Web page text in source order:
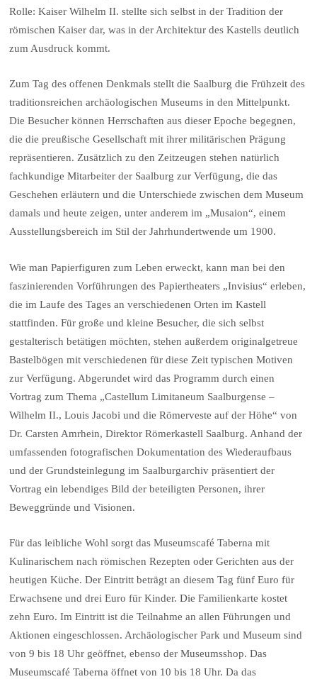
Rolle: Kaiser Wilhelm II. stellte sich selbst in der Tradition der
römischen Kaiser dar, was in der Architektur des Kastells deutlich
zum Ausdruck kommt.
Zum Tag des offenen Denkmals stellt die Saalburg die Frühzeit des
traditionsreichen archäologischen Museums in den Mittelpunkt.
Die Besucher können Herrschaften aus dieser Epoche begegnen,
die die preußische Gesellschaft mit ihrer militärischen Prägung
repräsentieren. Zusätzlich zu den Zeitzeugen stehen natürlich
fachkundige Mitarbeiter der Saalburg zur Verfügung, die das
Geschehen erläutern und die Unterschiede zwischen dem Museum
damals und heute zeigen, unter anderem im „Musaion“, einem
Ausstellungsbereich im Stil der Jahrhundertwende um 1900.
Wie man Papierfiguren zum Leben erweckt, kann man bei den
faszinierenden Vorführungen des Papiertheaters „Invisius“ erleben,
die im Laufe des Tages an verschiedenen Orten im Kastell
stattfinden. Für große und kleine Besucher, die sich selbst
gestalterisch betätigen möchten, stehen außerdem originalgetreue
Bastelbögen mit verschiedenen für diese Zeit typischen Motiven
zur Verfügung. Abgerundet wird das Programm durch einen
Vortrag zum Thema „Castellum Limitaneum Saalburgense –
Wilhelm II., Louis Jacobi und die Römerveste auf der Höhe“ von
Dr. Carsten Amrhein, Direktor Römerkastell Saalburg. Anhand der
umfassenden fotografischen Dokumentation des Wiederaufbaus
und der Grundsteinlegung im Saalburgarchiv präsentiert der
Vortrag ein lebendiges Bild der beteiligten Personen, ihrer
Beweggründe und Visionen.
Für das leibliche Wohl sorgt das Museumscafé Taberna mit
Kulinarischem nach römischen Rezepten oder Gerichten aus der
heutigen Küche. Der Eintritt beträgt an diesem Tag fünf Euro für
Erwachsene und drei Euro für Kinder. Die Familienkarte kostet
zehn Euro. Im Eintritt ist die Teilnahme an allen Führungen und
Aktionen eingeschlossen. Archäologischer Park und Museum sind
von 9 bis 18 Uhr geöffnet, ebenso der Museumsshop. Das
Museumscafé Taberna öffnet von 10 bis 18 Uhr. Da das